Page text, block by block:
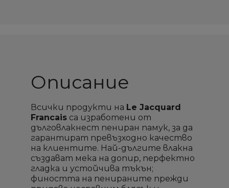
Описание
Всички продукти на Le Jacquard
Francais са изработени от
дълговлaкнeст пениран памук, за да
гарантират превъзходно качество
на клиентите. Най-дългите влакна
създават мека на допир, перфектно
гладка и устойчива тъкън;
фиността на пенираните прежди